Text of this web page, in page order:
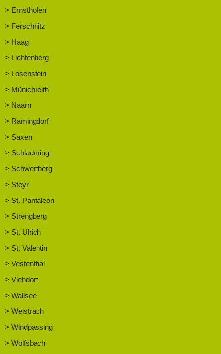
> Ernsthofen
> Ferschnitz
> Haag
> Lichtenberg
> Losenstein
> Münichreith
> Naarn
> Ramingdorf
> Saxen
> Schladming
> Schwertberg
> Steyr
> St. Pantaleon
> Strengberg
> St. Ulrich
> St. Valentin
> Vestenthal
> Viehdorf
> Wallsee
> Weistrach
> Windpassing
> Wolfsbach